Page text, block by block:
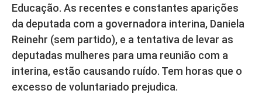
Educação. As recentes e constantes aparições
da deputada com a governadora interina, Daniela
Reinehr (sem partido), e a tentativa de levar as
deputadas mulheres para uma reunião com a
interina, estão causando ruído. Tem horas que o
excesso de voluntariado prejudica.